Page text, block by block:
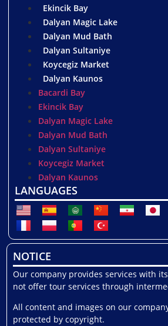
Ekincik Bay
Dalyan Magic Lake
Dalyan Mud Bath
Dalyan Sultaniye
Koycegiz Market
Dalyan Kaunos
Bacardi Bay
Ekincik Bay
Dalyan Magic Lake
Dalyan Mud Bath
Dalyan Sultaniye
Koycegiz Market
Dalyan Kaunos
LANGUAGES
NOTICE
Our company provides services with
not offer tour services through
All content and images on our
protected by copyright.